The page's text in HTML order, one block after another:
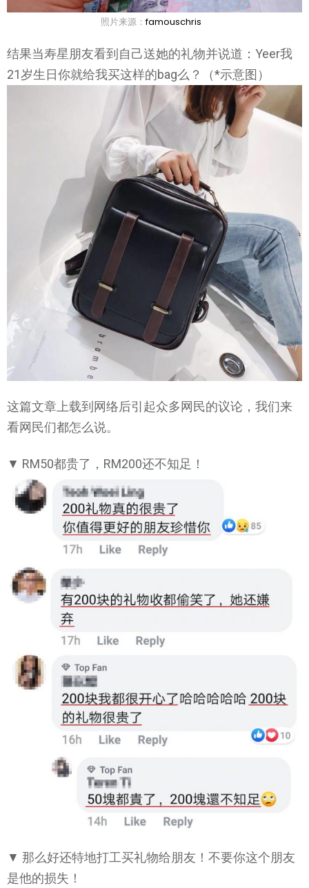
照片来源：famouschris
结果当寿星朋友看到自己送她的礼物并说道：Yeer我
21岁生日你就给我买这样的bag么？（*示意图）
这篇文章上载到网络后引起众多网民的议论，我们来
看网民们都怎么说。
▼ RM50都贵了，RM200还不知足！
▼ 那么好还特地打工买礼物给朋友！不要你这个朋友
是他的损失！